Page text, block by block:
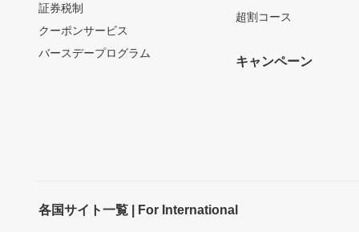
証券税制
クーポンサービス
バースデープログラム
超割コース
キャンペーン
各国サイト一覧 | For International